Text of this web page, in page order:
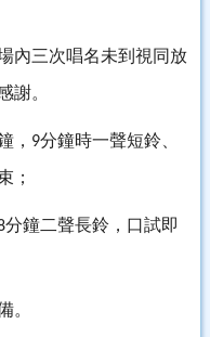
內三次唱名未到視同放
謝。
， 9分鐘時一聲短鈴、
；
分鐘二聲長鈴，口試即
。